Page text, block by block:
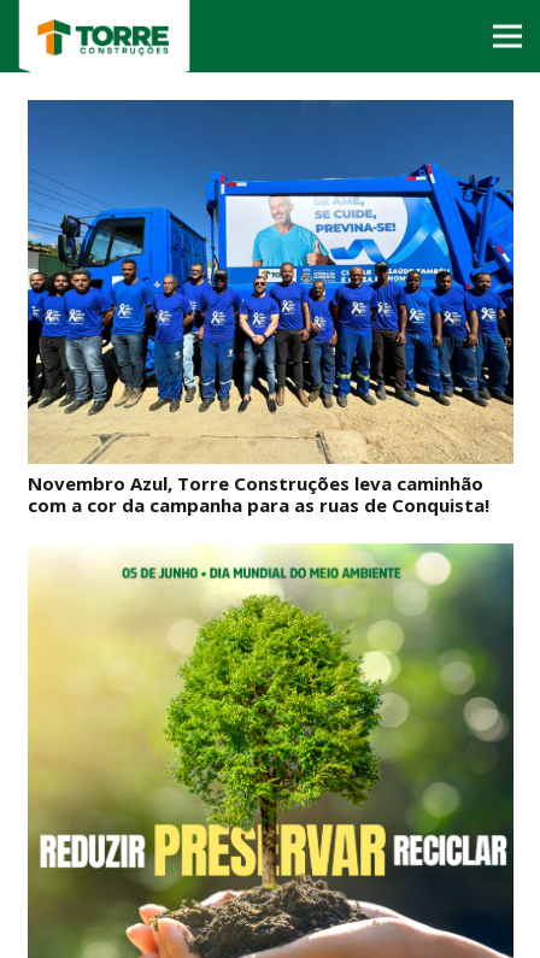
Novembro Azul, Torre Construções leva caminhão
com a cor da campanha para as ruas de Conquista!